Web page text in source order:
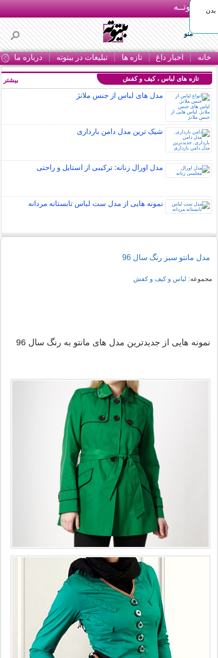
بـیتوتــه
منو
خانه اخبار داغ تازه ها تبلیغات در بیتوته درباره ما
تازه های لباس ، کیف و کفش
مدل های لباس از جنس ملانژ
شیک ترین مدل دامن بارداری
مدل اورال زنانه: ترکیبی از استایل و راحتی
نمونه هایی از مدل ست لباس تابستانه مردانه
نمونه هایی از مدل یقه شومیز
بیشتر
مدل مانتو سبز رنگ سال 96
مجموعه: لباس و کیف و کفش
نمونه هایی از جدیدترین مدل های مانتو به رنگ سال 96